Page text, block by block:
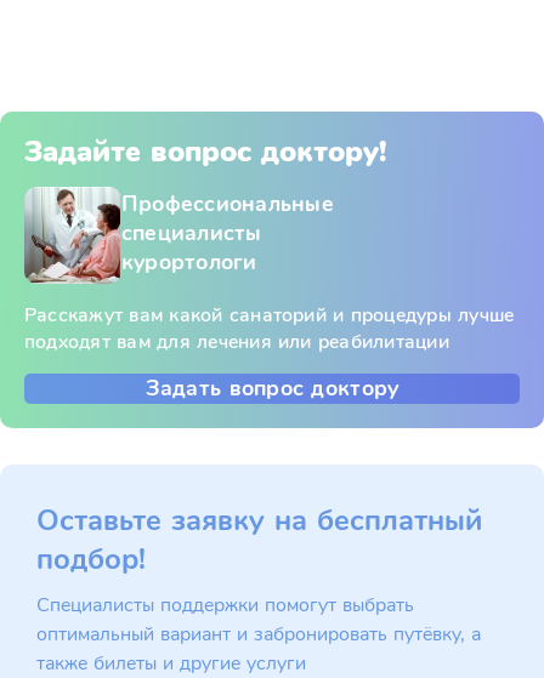
Задайте вопрос доктору!
Профессиональные
специалисты
курортологи
Расскажут вам какой санаторий и процедуры лучше
подходят вам для лечения или реабилитации
Задать вопрос доктору
Оставьте заявку на бесплатный
подбор!
Специалисты поддержки помогут выбрать
оптимальный вариант и забронировать путёвку, а
также билеты и другие услуги